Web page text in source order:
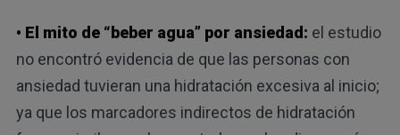
• El mito de “beber agua” por ansiedad: el estudio
no encontró evidencia de que las personas con
ansiedad tuvieran una hidratación excesiva al inicio;
ya que los marcadores indirectos de hidratación